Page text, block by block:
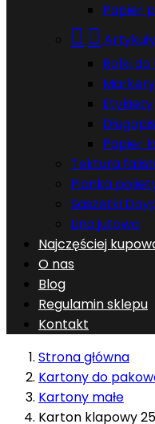
Papier
 
Rolki
Markery
Etykiety
Papier
Tektura
Pianka
Saszetki
Lina jutowa
Najczęściej
O nas
Blog
Regulamin sklepu
Kontakt
Strona główna
Kartony do
Kartony małe
Karton klapowy